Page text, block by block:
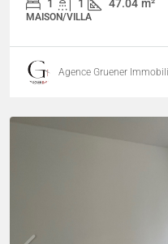
1 1 47.04 m²
MAISON/VILLA
Agence Gruener